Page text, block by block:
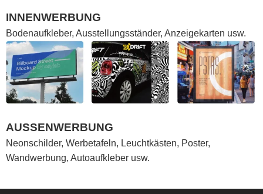
INNENWERBUNG
Bodenaufkleber, Ausstellungsständer, Anzeigekarten usw.
AUSSENWERBUNG
Neonschilder, Werbetafeln, Leuchtkästen, Poster,
Wandwerbung, Autoaufkleber usw.